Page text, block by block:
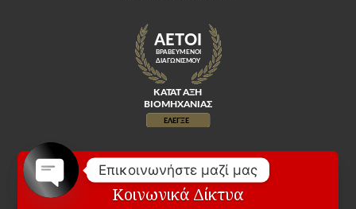
Κοινωνικά Δίκτυα
Επικοινωνήστε μαζί μας